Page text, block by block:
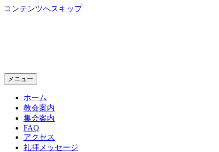
コンテンツへスキップ
メニュー
ホーム
教会案内
集会案内
FAQ
アクセス
礼拝メッセージ